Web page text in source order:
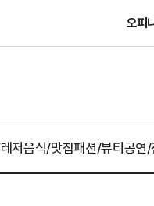
오피
저음식/맛집패션/뷰티공연